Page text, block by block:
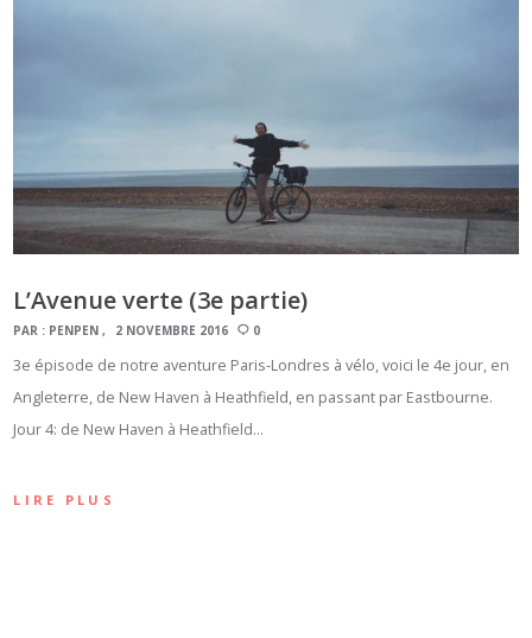
L’Avenue verte (3e partie)
PAR : PENPEN 2 NOVEMBRE 2016 0
3e épisode de notre aventure Paris-Londres à vélo, voici le 4e jour, en
Angleterre, de New Haven à Heathfield, en passant par Eastbourne.
Jour 4: de New Haven à Heathfield…
LIRE PLUS